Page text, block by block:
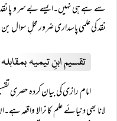
سے ہے ہی نہیں۔ایسے بے سر و پا نقد
نقد کی علمی پاسداری ضرور محلِ سوال
تقسیم ابنِ تیمیہ
امام رازی کی بیان کردہ حصری
لانا بھی دنیائے علم کا نرالا واقعہ